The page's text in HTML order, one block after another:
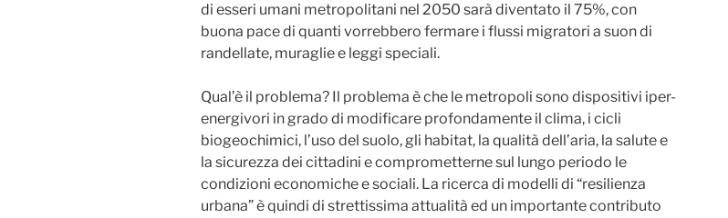
di esseri umani metropolitani nel 2050 sarà diventato il 75%, con
buona pace di quanti vorrebbero fermare i flussi migratori a suon di
randellate, muraglie e leggi speciali.
Qual’è il problema? Il problema è che le metropoli sono dispositivi iper-
energivori in grado di modificare profondamente il clima, i cicli
biogeochimici, l’uso del suolo, gli habitat, la qualità dell’aria, la salute e
la sicurezza dei cittadini e comprometterne sul lungo periodo le
condizioni economiche e sociali. La ricerca di modelli di “resilienza
urbana” è quindi di strettissima attualità ed un importante contributo